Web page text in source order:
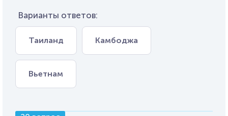
Варианты ответов:
Таиланд Камбоджа
Вьетнам